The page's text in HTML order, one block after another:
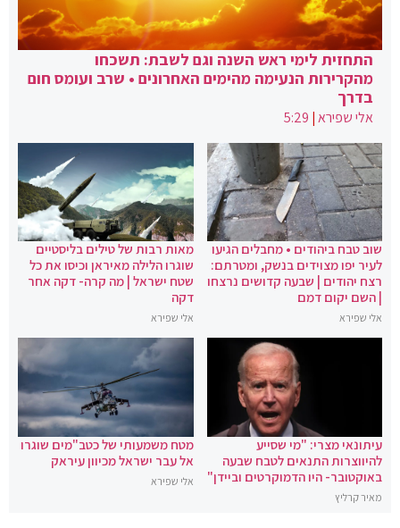
התחזית לימי ראש השנה וגם לשבת: תשכחו
מהקרירות הנעימה מהימים האחרונים • שרב ועומס חום
בדרך
אלי שפירא|
5:29
שוב טבח ביהודים • מחבלים הגיעו
לעיר יפו מצוידים בנשק, ומטרתם:
רצח יהודים | שבעה קדושים נרצחו
| השם יקום דמם
אלי שפירא
מאות רבות של טילים בליסטיים
שוגרו הלילה מאיראן וכיסו את כל
שטח ישראל | מה קרה- דקה אחר
דקה
אלי שפירא
עיתונאי מצרי: "מי שסייע
להיווצרות התנאים לטבח שבעה
באוקטובר- היו הדמוקרטים וביידן"
מאיר קרליץ
מטח משמעותי של כטב"מים שוגרו
אל עבר ישראל מכיוון עיראק
אלי שפירא